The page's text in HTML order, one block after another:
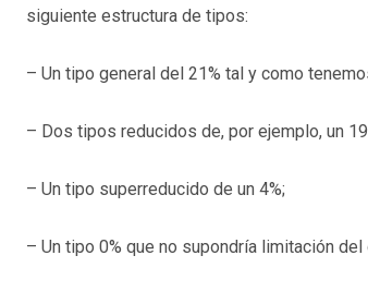
siguiente estructura de tipos:
– Un tipo general del 21% tal y como
– Dos tipos reducidos de, por ejemplo, un
– Un tipo superreducido de un 4%;
– Un tipo 0% que no supondría limitación